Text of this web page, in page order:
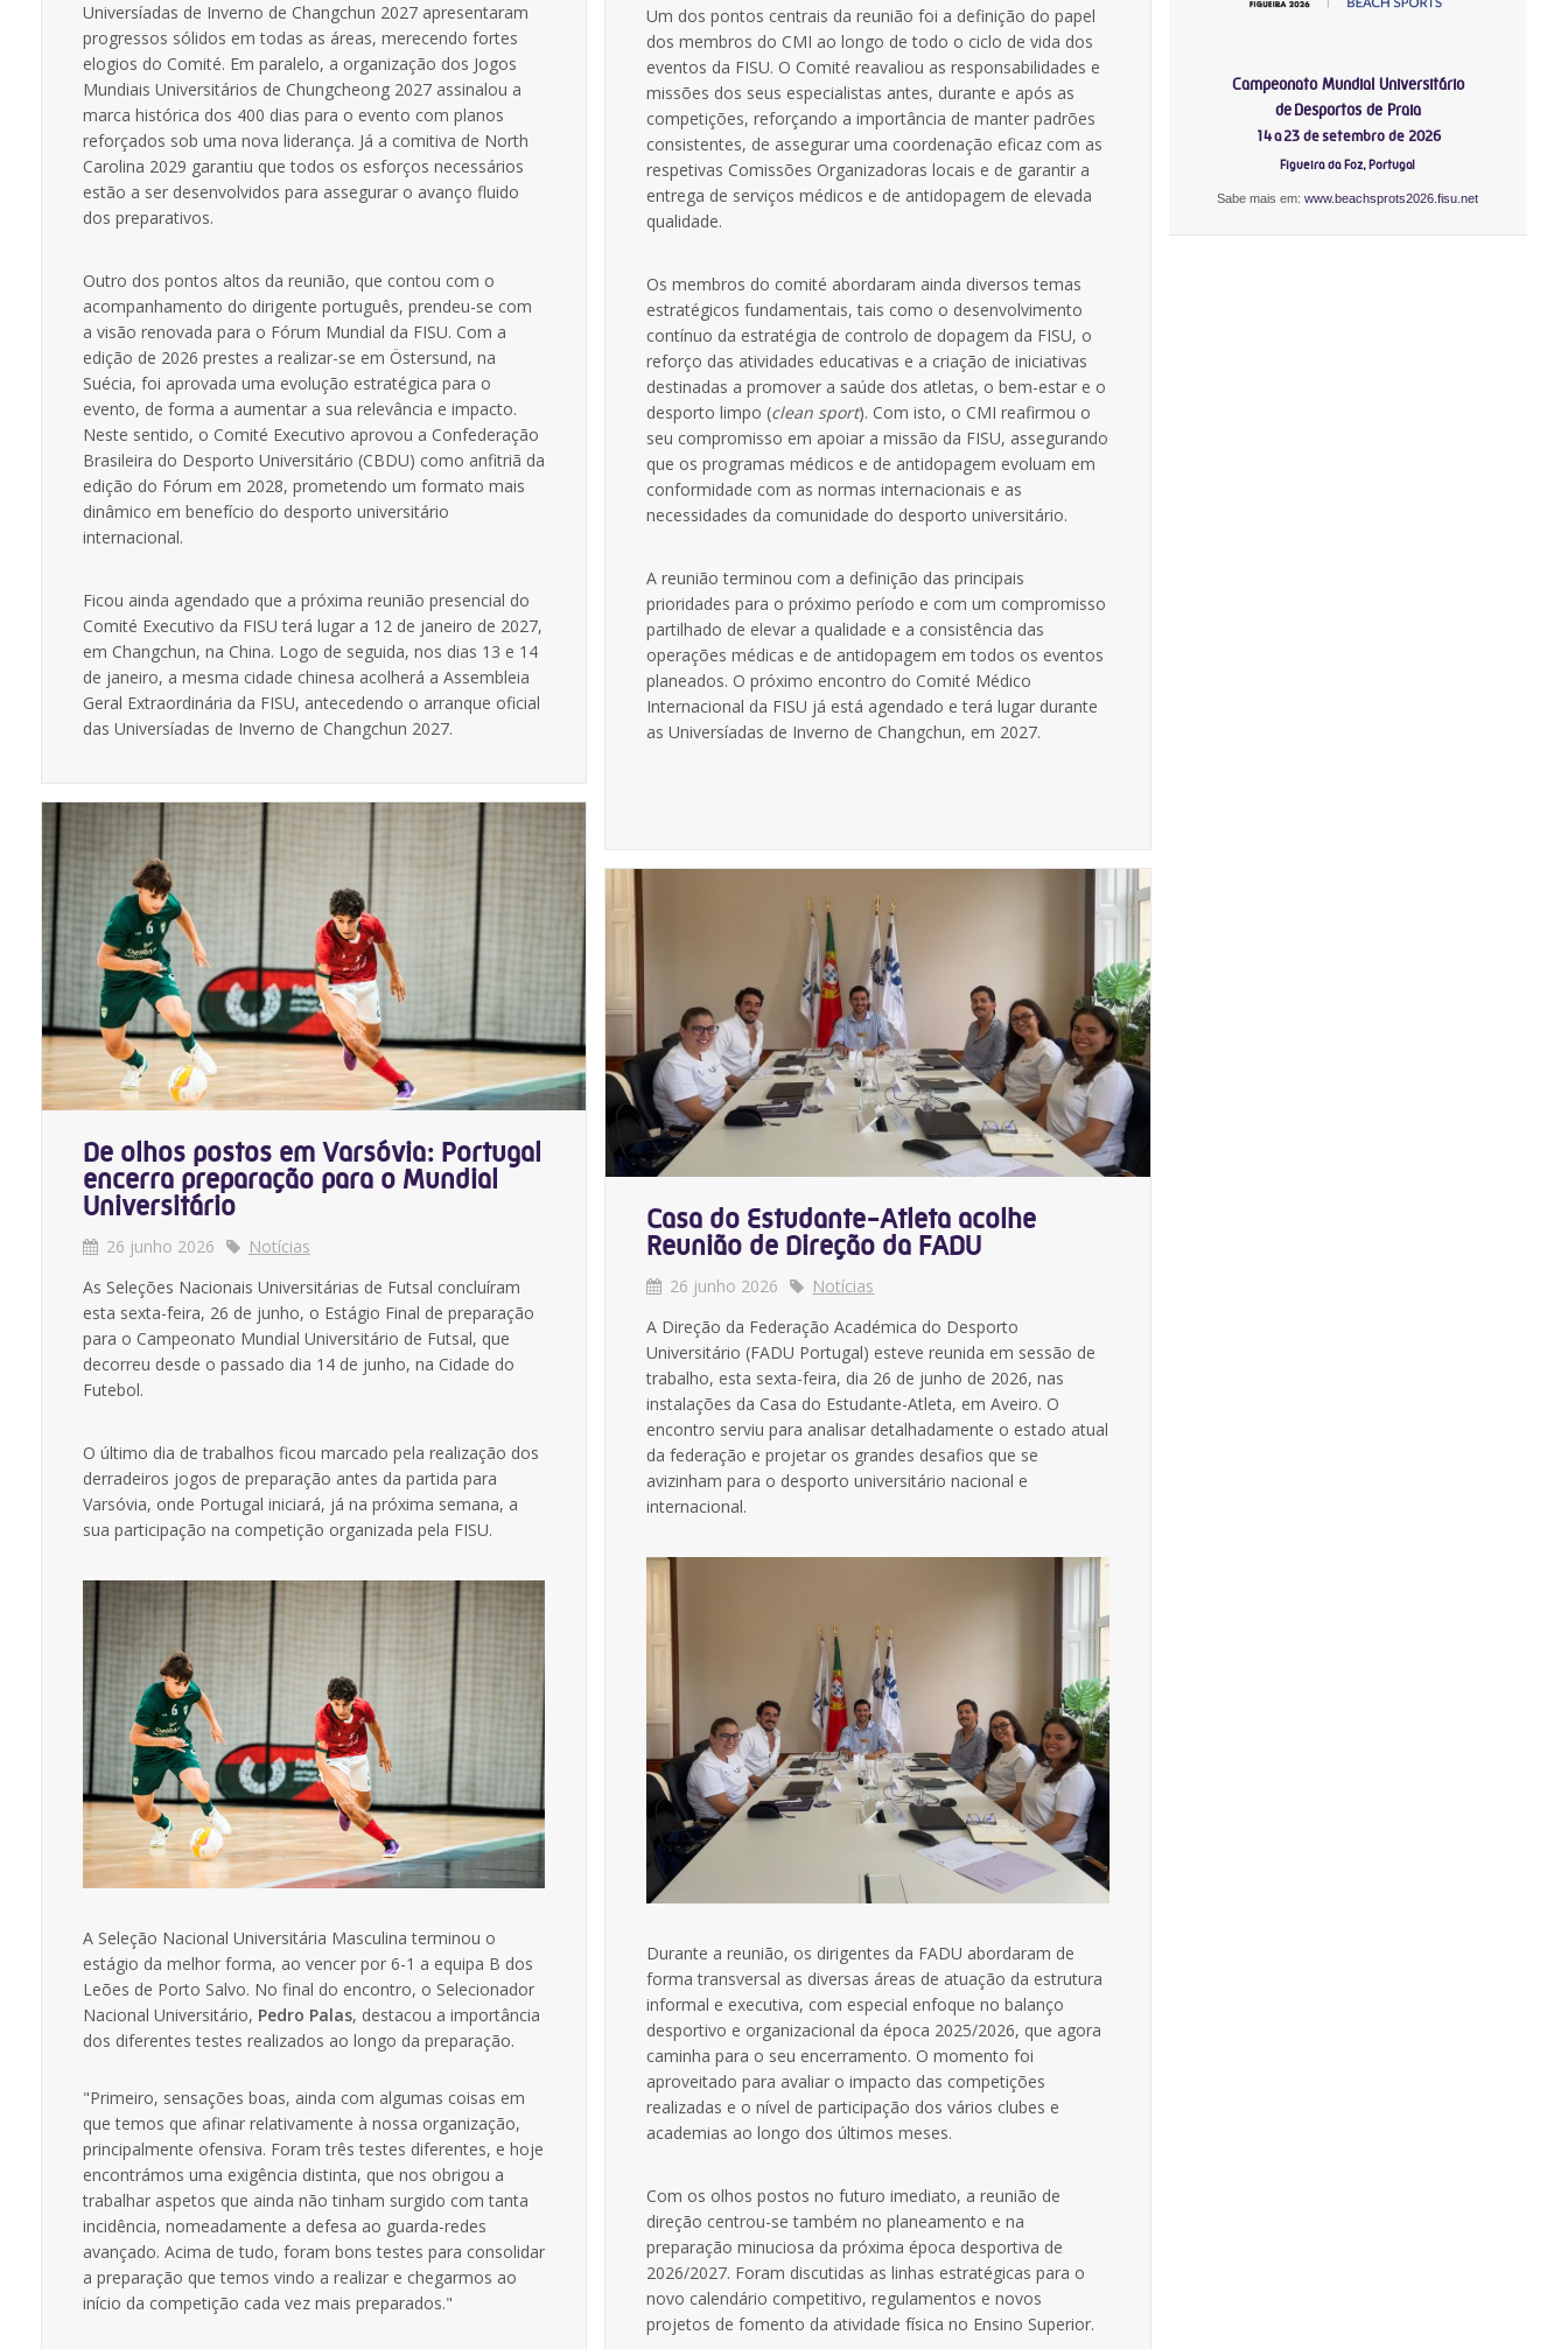
Universíadas de Inverno de Changchun 2027 apresentaram
progressos sólidos em todas as áreas, merecendo fortes
elogios do Comité. Em paralelo, a organização dos Jogos
Mundiais Universitários de Chungcheong 2027 assinalou a
marca histórica dos 400 dias para o evento com planos
reforçados sob uma nova liderança. Já a comitiva de North
Carolina 2029 garantiu que todos os esforços necessários
estão a ser desenvolvidos para assegurar o avanço fluido
dos preparativos.
Outro dos pontos altos da reunião, que contou com o
acompanhamento do dirigente português, prendeu-se com
a visão renovada para o Fórum Mundial da FISU. Com a
edição de 2026 prestes a realizar-se em Östersund, na
Suécia, foi aprovada uma evolução estratégica para o
evento, de forma a aumentar a sua relevância e impacto.
Neste sentido, o Comité Executivo aprovou a Confederação
Brasileira do Desporto Universitário (CBDU) como anfitriã da
edição do Fórum em 2028, prometendo um formato mais
dinâmico em benefício do desporto universitário
internacional.
Ficou ainda agendado que a próxima reunião presencial do
Comité Executivo da FISU terá lugar a 12 de janeiro de 2027,
em Changchun, na China. Logo de seguida, nos dias 13 e 14
de janeiro, a mesma cidade chinesa acolherá a Assembleia
Geral Extraordinária da FISU, antecedendo o arranque oficial
das Universíadas de Inverno de Changchun 2027.
De olhos postos em Varsóvia: Portugal
encerra preparação para o Mundial
Universitário
26 junho 2026
Notícias
As Seleções Nacionais Universitárias de Futsal concluíram
esta sexta-feira, 26 de junho, o Estágio Final de preparação
para o Campeonato Mundial Universitário de Futsal, que
decorreu desde o passado dia 14 de junho, na Cidade do
Futebol.
O último dia de trabalhos ficou marcado pela realização dos
derradeiros jogos de preparação antes da partida para
Varsóvia, onde Portugal iniciará, já na próxima semana, a
sua participação na competição organizada pela FISU.
A Seleção Nacional Universitária Masculina terminou o
estágio da melhor forma, ao vencer por 6-1 a equipa B dos
Leões de Porto Salvo. No final do encontro, o Selecionador
Nacional Universitário, Pedro Palas, destacou a importância
dos diferentes testes realizados ao longo da preparação.
"Primeiro, sensações boas, ainda com algumas coisas em
que temos que afinar relativamente à nossa organização,
principalmente ofensiva. Foram três testes diferentes, e hoje
encontrámos uma exigência distinta, que nos obrigou a
trabalhar aspetos que ainda não tinham surgido com tanta
incidência, nomeadamente a defesa ao guarda-redes
avançado. Acima de tudo, foram bons testes para consolidar
a preparação que temos vindo a realizar e chegarmos ao
início da competição cada vez mais preparados."
Um dos pontos centrais da reunião foi a definição do papel
dos membros do CMI ao longo de todo o ciclo de vida dos
eventos da FISU. O Comité reavaliou as responsabilidades e
missões dos seus especialistas antes, durante e após as
competições, reforçando a importância de manter padrões
consistentes, de assegurar uma coordenação eficaz com as
respetivas Comissões Organizadoras locais e de garantir a
entrega de serviços médicos e de antidopagem de elevada
qualidade.
Os membros do comité abordaram ainda diversos temas
estratégicos fundamentais, tais como o desenvolvimento
contínuo da estratégia de controlo de dopagem da FISU, o
reforço das atividades educativas e a criação de iniciativas
destinadas a promover a saúde dos atletas, o bem-estar e o
desporto limpo (clean sport). Com isto, o CMI reafirmou o
seu compromisso em apoiar a missão da FISU, assegurando
que os programas médicos e de antidopagem evoluam em
conformidade com as normas internacionais e as
necessidades da comunidade do desporto universitário.
A reunião terminou com a definição das principais
prioridades para o próximo período e com um compromisso
partilhado de elevar a qualidade e a consistência das
operações médicas e de antidopagem em todos os eventos
planeados. O próximo encontro do Comité Médico
Internacional da FISU já está agendado e terá lugar durante
as Universíadas de Inverno de Changchun, em 2027.
Casa do Estudante-Atleta acolhe
Reunião de Direção da FADU
26 junho 2026
Notícias
A Direção da Federação Académica do Desporto
Universitário (FADU Portugal) esteve reunida em sessão de
trabalho, esta sexta-feira, dia 26 de junho de 2026, nas
instalações da Casa do Estudante-Atleta, em Aveiro. O
encontro serviu para analisar detalhadamente o estado atual
da federação e projetar os grandes desafios que se
avizinham para o desporto universitário nacional e
internacional.
Durante a reunião, os dirigentes da FADU abordaram de
forma transversal as diversas áreas de atuação da estrutura
informal e executiva, com especial enfoque no balanço
desportivo e organizacional da época 2025/2026, que agora
caminha para o seu encerramento. O momento foi
aproveitado para avaliar o impacto das competições
realizadas e o nível de participação dos vários clubes e
academias ao longo dos últimos meses.
Com os olhos postos no futuro imediato, a reunião de
direção centrou-se também no planeamento e na
preparação minuciosa da próxima época desportiva de
2026/2027. Foram discutidas as linhas estratégicas para o
novo calendário competitivo, regulamentos e novos
projetos de fomento da atividade física no Ensino Superior.
Campeonato Mundial Universitário
de Desportos de Praia
14 a 23 de setembro de 2026
Figueira da Foz, Portugal
Sabe mais em:www.beachsprots2026.fisu.net